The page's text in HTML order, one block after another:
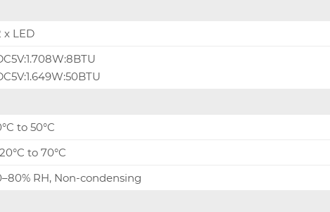
x LED
to 50°C
to 70°C
RH, Non-condensing